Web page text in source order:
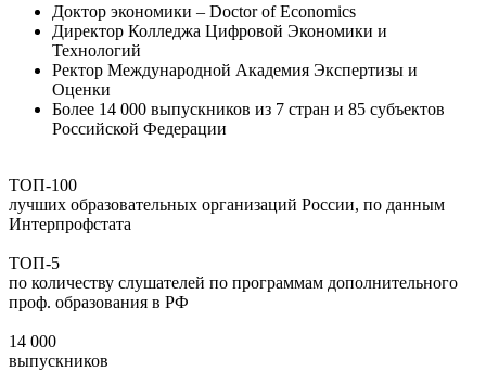
Доктор экономики – Doctor of Economics
Директор Колледжа Цифровой Экономики и
Технологий
Ректор Международной Академия Экспертизы и
Оценки
Более 14 000 выпускников из 7 стран и 85 субъектов
Российской Федерации
ТОП-100
лучших образовательных организаций России, по данным
Интерпрофстата
ТОП-5
по количеству слушателей по программам дополнительного
проф. образования в РФ
14 000
выпускников